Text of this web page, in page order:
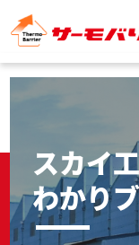
スカイ
わかり